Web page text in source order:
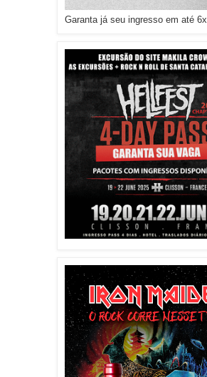
Garanta já seu ingresso em até 6x